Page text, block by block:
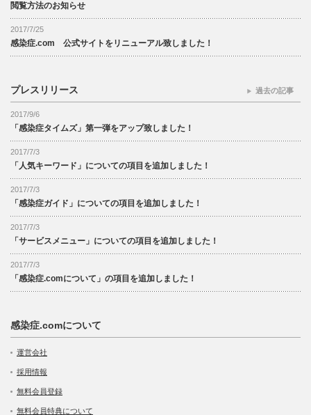
閲覧方法のお知らせ
2017/7/25
感染症.com 公式サイトをリニューアル致しました！
プレスリリース
2017/9/6
「感染症タイムズ」第一弾をアップ致しました！
2017/7/3
「人気キーワード」についての項目を追加しました！
2017/7/3
「感染症ガイド」についての項目を追加しました！
2017/7/3
「サービスメニュー」についての項目を追加しました！
2017/7/3
「感染症.comについて」の項目を追加しました！
過去の記事
感染症.comについて
運営会社
採用情報
無料会員登録
無料会員特典について